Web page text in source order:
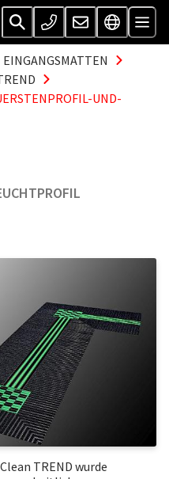
EINGANGSMATTEN
UND-
TREND wurde